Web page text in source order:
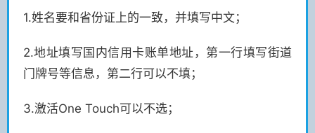
1.姓名要和省份证上的一致，并填写中文；
2.地址填写国内信用卡账单地址，第一行填写街道
门牌号等信息，第二行可以不填；
3.激活One Touch可以不选；